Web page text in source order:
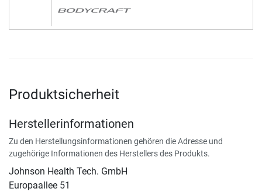
Produktsicherheit
Herstellerinformationen
Zu den Herstellungsinformationen gehören die Adresse und
zugehörige Informationen des Herstellers des Produkts.
Johnson Health Tech. GmbH
Europaallee 51